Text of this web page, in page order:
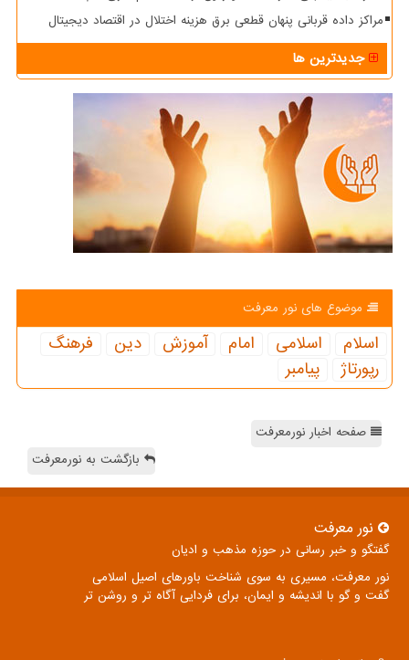
مراکز داده قربانی پنهان قطعی برق هزینه اختلال در اقتصاد دیجیتال
جدیدترین ها
موضوع های نور معرفت
اسلام اسلامی امام آموزش دین
فرهنگ
رپورتاژ
پیامبر
صفحه اخبار نورمعرفت
بازگشت به نورمعرفت
نور معرفت
گفتگو و خبر رسانی در حوزه مذهب و ادیان
نور معرفت، مسیری به سوی شناخت باورهای اصیل اسلامی
گفت و گو با اندیشه و ایمان، برای فردایی آگاه تر و روشن تر